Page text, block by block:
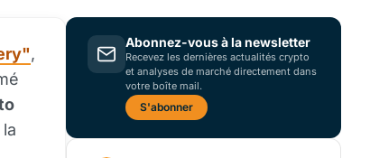
,
Abonnez-vous à la newsletter
Recevez les dernières actualités crypto
et analyses de marché directement dans
votre boîte mail.
S'abonner